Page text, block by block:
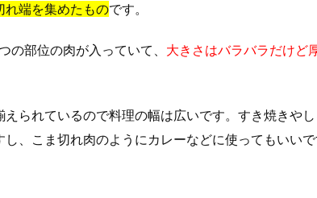
れ端を集めたものです。
の部位の肉が入っていて、 大きさはバラバラだけど
られているので料理の幅は広いです。すき焼きや
、こま切れ肉のようにカレーなどに使ってもいいで